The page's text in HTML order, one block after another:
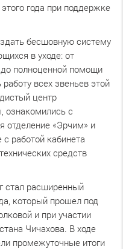
года при поддержке
бесшовную систему
в уходе: от
полноценной помощи
всех звеньев этой
центр
ознакомились с
отделение «Эрчим» и
работой кабинета
средств
стал расширенный
который прошел под
и при участии
Чичахова. В ходе
промежуточные итоги